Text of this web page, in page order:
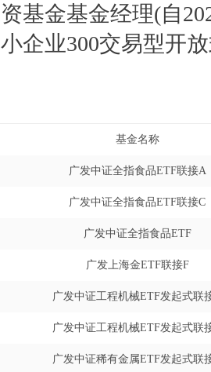
资基金基金经理(自
小企业300交易型开
日)、广发国证2000
经理(自2023年6月
开放式指数证券投资
24日)、广发中证光
基金名称
广发中证全指食品ETF联接A
广发中证全指食品ETF联接C
广发中证全指食品ETF
广发上海金ETF联接F
广发中证工程机械ETF发起式联
广发中证工程机械ETF发起式联
广发中证稀有金属ETF发起式联